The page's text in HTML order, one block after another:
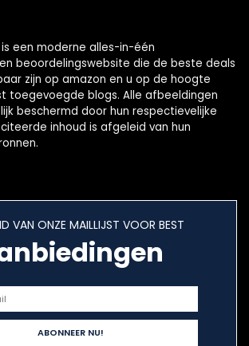
een moderne alles-in-één
beoordelingswebsite die de beste deals
zijn op amazon en u op de hoogte
toegevoegde blogs. Alle afbeeldingen
beschermd door hun respectievelijke
inhoud is afgeleid van hun
VAN ONZE MAILLIJST VOOR BEST